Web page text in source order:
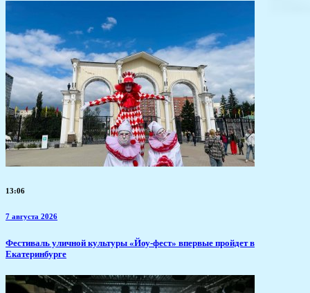
13:06
7 августа 2026
​Фестиваль уличной культуры «Йоу-фест» впервые пройдет в
Екатеринбурге